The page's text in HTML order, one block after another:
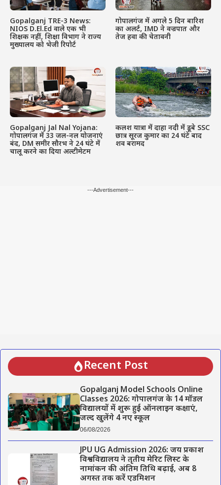
Gopalganj TRE-3 News:
NIOS D.El.Ed वाले एक भी
शिक्षक नहीं, शिक्षा विभाग ने राज्य
मुख्यालय को भेजी रिपोर्ट
गोपालगंज में अगले 5 दिन बारिश
का अलर्ट, IMD ने वज्रपात और
तेज हवा की चेतावनी
Gopalganj Jal Nal Yojana:
गोपालगंज में 33 जल-नल योजनाएं
बंद, DM समीर सौरभ ने 24 घंटे में
चालू करने का दिया अल्टीमेटम
कलश यात्रा में दाहा नदी में डूबे SSC
छात्र सूरज कुमार का 24 घंटे बाद
शव बरामद
---Advertisement---
Recent Post
Gopalganj Model Schools Online
Classes 2026: गोपालगंज के 14 मॉडल
विद्यालयों में शुरू हुई ऑनलाइन कक्षाएं,
जल्द खुलेंगे 4 नए स्कूल
06/08/2026
JPU UG Admission 2026: जय प्रकाश
विश्वविद्यालय ने तृतीय मेरिट लिस्ट के
नामांकन की अंतिम तिथि बढ़ाई, अब 8
अगस्त तक करें एडमिशन